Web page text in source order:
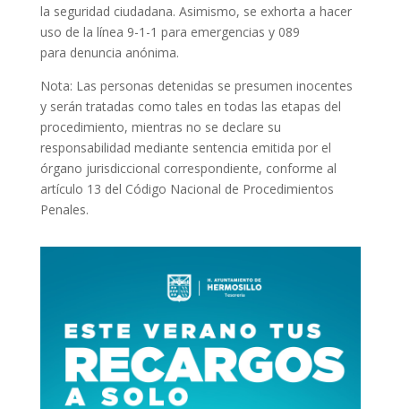
la seguridad ciudadana. Asimismo, se exhorta a hacer
uso de la línea 9-1-1 para emergencias y 089
para denuncia anónima.
Nota: Las personas detenidas se presumen inocentes
y serán tratadas como tales en todas las etapas del
procedimiento, mientras no se declare su
responsabilidad mediante sentencia emitida por el
órgano jurisdiccional correspondiente, conforme al
artículo 13 del Código Nacional de Procedimientos
Penales.